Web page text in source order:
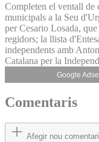
Completen el ventall de
municipals a la Seu
per Cesario Losada,
regidors; la llista
independents amb
Catalana per la
Google
Comentaris
Afegir nou comentari